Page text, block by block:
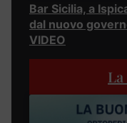
Bar Sicilia, a
dal nuovo
VIDEO